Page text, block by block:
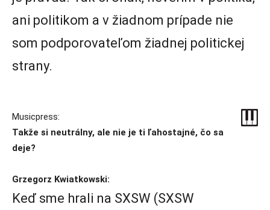
ani politikom a v žiadnom prípade nie
som podporovateľom žiadnej politickej
strany.
Musicpress:
Takže si neutrálny, ale nie je ti ľahostajné, čo sa
deje?
Grzegorz Kwiatkowski:
Keď sme hrali na SXSW (SXSW